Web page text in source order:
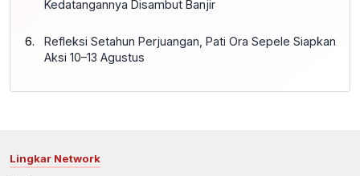
Kedatangannya Disambut Banjir
Refleksi Setahun Perjuangan, Pati Ora Sepele Siapkan
Aksi 10–13 Agustus
Lingkar Network